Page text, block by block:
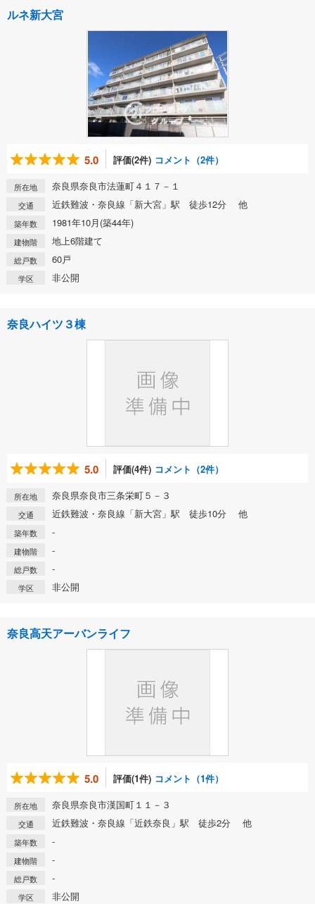
ルネ新大宮
5.0 評価(2件) コメント（2件）
所在地 奈良県奈良市法蓮町４１７－１
交通 近鉄難波・奈良線「新大宮」駅 徒歩12分 他
築年数 1981年10月(築44年)
建物階 地上6階建て
総戸数 60戸
学区 非公開
奈良ハイツ３棟
5.0 評価(4件) コメント（2件）
所在地 奈良県奈良市三条栄町５－３
交通 近鉄難波・奈良線「新大宮」駅 徒歩10分 他
築年数 -
建物階 -
総戸数 -
学区 非公開
奈良高天アーバンライフ
5.0 評価(1件) コメント（1件）
所在地 奈良県奈良市漢国町１１－３
交通 近鉄難波・奈良線「近鉄奈良」駅 徒歩2分 他
築年数 -
建物階 -
総戸数 -
学区 非公開